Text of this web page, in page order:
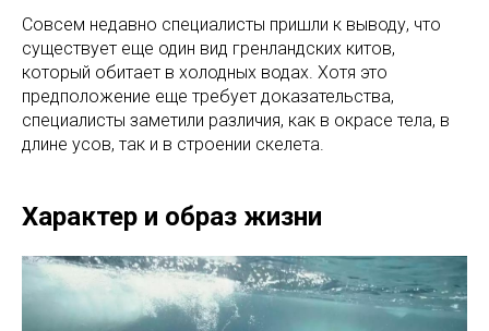
Совсем недавно специалисты пришли к выводу, что
существует еще один вид гренландских китов,
который обитает в холодных водах. Хотя это
предположение еще требует доказательства,
специалисты заметили различия, как в окрасе тела, в
длине усов, так и в строении скелета.
Характер и образ жизни